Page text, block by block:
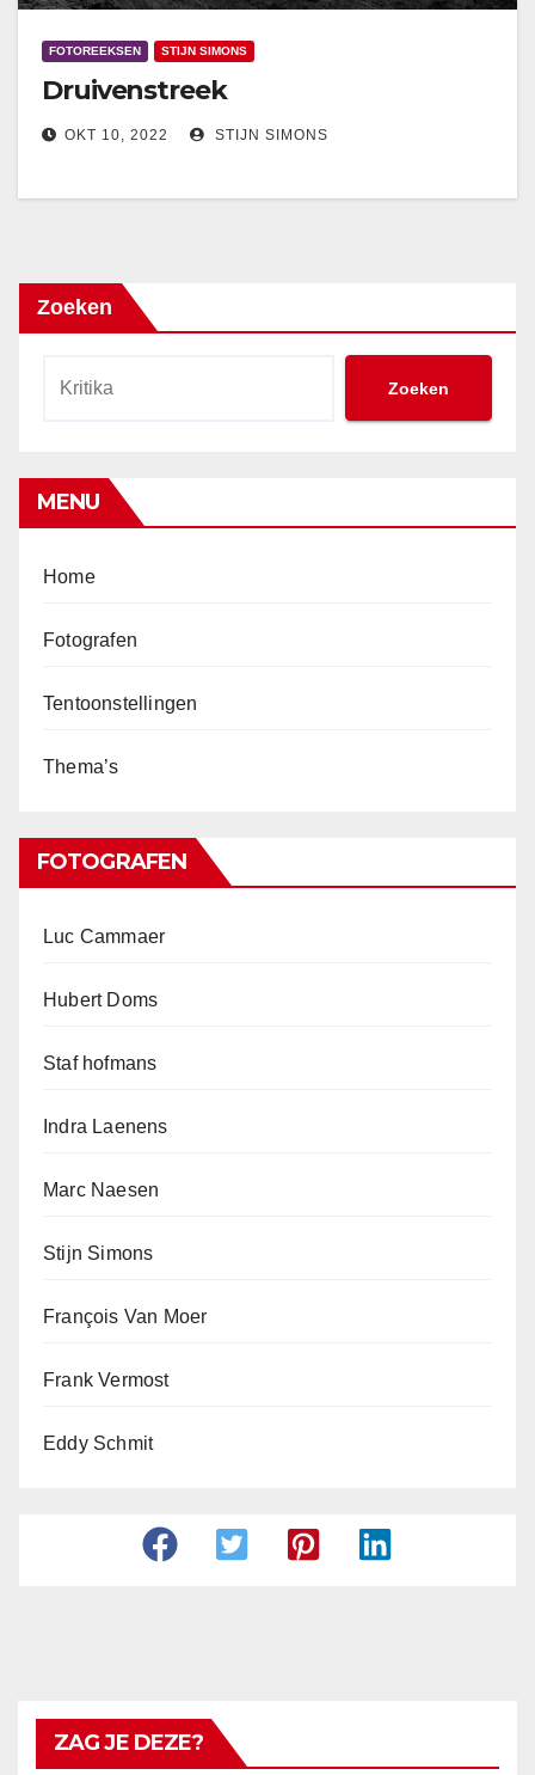
FOTOREEKSEN STIJN SIMONS
Druivenstreek
OKT 10, 2022 STIJN SIMONS
Zoeken
Zoeken
MENU
Home
Fotografen
Tentoonstellingen
Thema’s
FOTOGRAFEN
Luc Cammaer
Hubert Doms
Staf hofmans
Indra Laenens
Marc Naesen
Stijn Simons
François Van Moer
Frank Vermost
Eddy Schmit
ZAG JE DEZE?